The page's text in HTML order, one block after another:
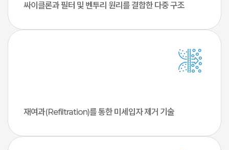
싸이클론과 필터 및 벤투리 원리를 결합한 다중 구조
재여과(Refiltration)를 통한 미세입자 제거 기술